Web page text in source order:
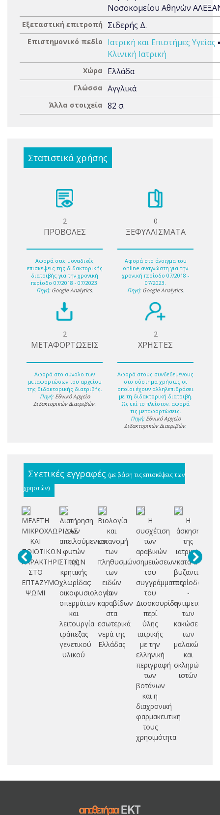
Νοσοκομείου Αθηνών
Εξεταστική επιτροπή Σιδερής Δ.
Επιστημονικό πεδίο Ιατρική και Επιστήμες Υγείας
Κλινική Ιατρική
Χώρα Ελλάδα
Γλώσσα Αγγλικά
Άλλα στοιχεία 82 σ.
Στατιστικά χρήσης
2
ΠΡΟΒΟΛΕΣ
Αφορά στις μοναδικές
επισκέψεις της διδακτορικής
διατριβής για την χρονική
περίοδο 07/2018 - 07/2023.
Πηγή: Google Analytics.
0
ΞΕΦΥΛΛΙΣΜΑΤΑ
Αφορά στο άνοιγμα του
online αναγνώστη για την
χρονική περίοδο 07/2018 -
07/2023.
Πηγή: Google Analytics.
2
ΜΕΤΑΦΟΡΤΩΣΕΙΣ
Αφορά στο σύνολο των
μεταφορτώσων του αρχείου
της διδακτορικής διατριβής.
Πηγή: Εθνικό Αρχείο
Διδακτορικών Διατριβών.
2
ΧΡΗΣΤΕΣ
Αφορά στους συνδεδεμένους
στο σύστημα χρήστες οι
οποίοι έχουν αλληλεπιδράσει
με τη διδακτορική διατριβή.
Ως επί το πλείστον, αφορά
τις μεταφορτώσεις.
Πηγή: Εθνικό Αρχείο
Διδακτορικών Διατριβών.
Σχετικές εγγραφές (με βάση τις επισκέψεις των
χρηστών)
ΜΕΛΕΤΗ
ΜΙΚΡΟΧΛΩΡΙΔΑΣ
ΚΑΙ
ΠΟΙΟΤΙΚΩΝ
ΧΑΡΑΚΤΗΡΙΣΤΙΚΩΝ
ΣΤΟ
ΕΠΤΑΖΥΜΟ
ΨΩΜΙ
Διατήρηση
των
απειλούμενων
φυτών
της
κρητικής
χλωρίδας:
οικοφυσιολογία
σπερμάτων
και
λειτουργία
τράπεζας
γενετικού
υλικού
Βιολογία
και
κατανομή
των
πληθυσμών
των
ειδών
των
καραβίδων
στα
εσωτερικά
νερά της
Ελλάδας
Η
συσχέτιση
των
αραβικών
σημειώσεων
του
συγγράμματος
του
Διοσκουρίδη
περί
ύλης
ιατρικής
με την
ελληνική
περιγραφή
των
βοτάνων
και η
διαχρονική
φαρμακευτική
τους
χρησιμότητα
Η
άσκηση
της
ιατρικής
κατά τη
βυζαντινή
περίοδο
-
αντιμετώπιση
των
κακώσεων
των
μαλακών
και
σκληρών
ιστών